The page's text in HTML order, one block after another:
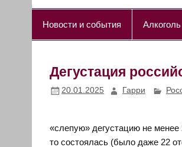
Новости и события Алкоголь
Дегустация
20.01.2025 Гарри
«слепую» дегустацию не менее
то состоялась (было даже 22